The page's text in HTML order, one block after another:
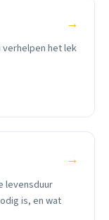
→
verhelpen het lek
→
levensduur
is, en wat